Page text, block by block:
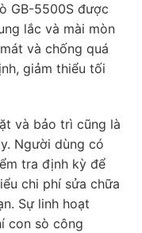
GB-5500S được
lắc và mài mòn
và chống quá
giảm thiểu tối
và bảo trì cũng là
Người dùng có
tra định kỳ để
chi phí sửa chữa
Sự linh hoạt
con sò công